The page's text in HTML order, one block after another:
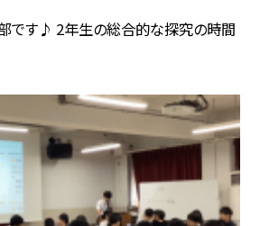
部です♪ 2年生の総合的な探究の時間